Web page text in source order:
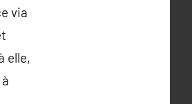
via
elle,